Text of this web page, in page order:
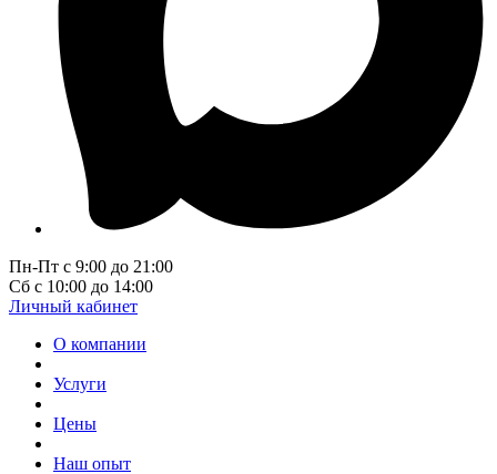
Пн-Пт с 9:00 до 21:00
Сб с 10:00 до 14:00
Личный кабинет
О компании
Услуги
Цены
Наш опыт